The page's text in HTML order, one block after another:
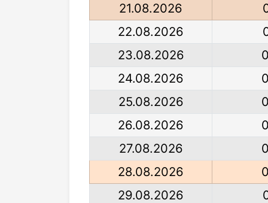
21.08.2026
22.08.2026
23.08.2026
24.08.2026
25.08.2026
26.08.2026
27.08.2026
28.08.2026
29.08.2026